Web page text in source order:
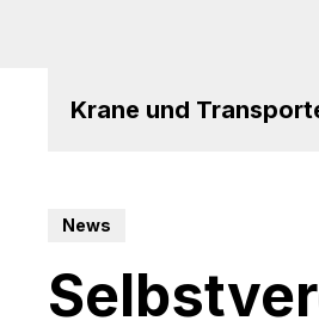
Krane und
News